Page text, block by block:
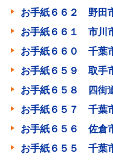
お手紙６６２ 野田
お手紙６６１ 市川
お手紙６６０ 千葉
お手紙６５９ 取手
お手紙６５８ 四街
お手紙６５７ 千葉
お手紙６５６ 佐倉
お手紙６５５ 千葉